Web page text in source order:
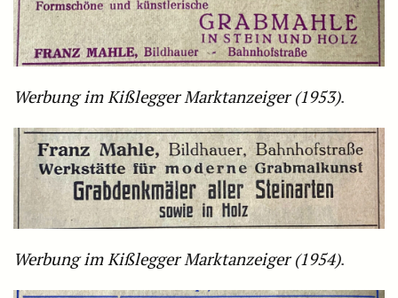
Werbung im Kißlegger Marktanzeiger (1953).
Werbung im Kißlegger Marktanzeiger (1954).